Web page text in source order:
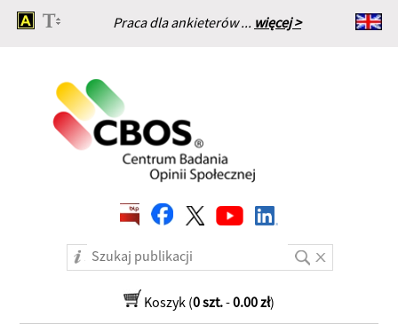
Praca dla ankieterów ... więcej >
Strona główna
Koszyk (0 szt.-0.00 zł)